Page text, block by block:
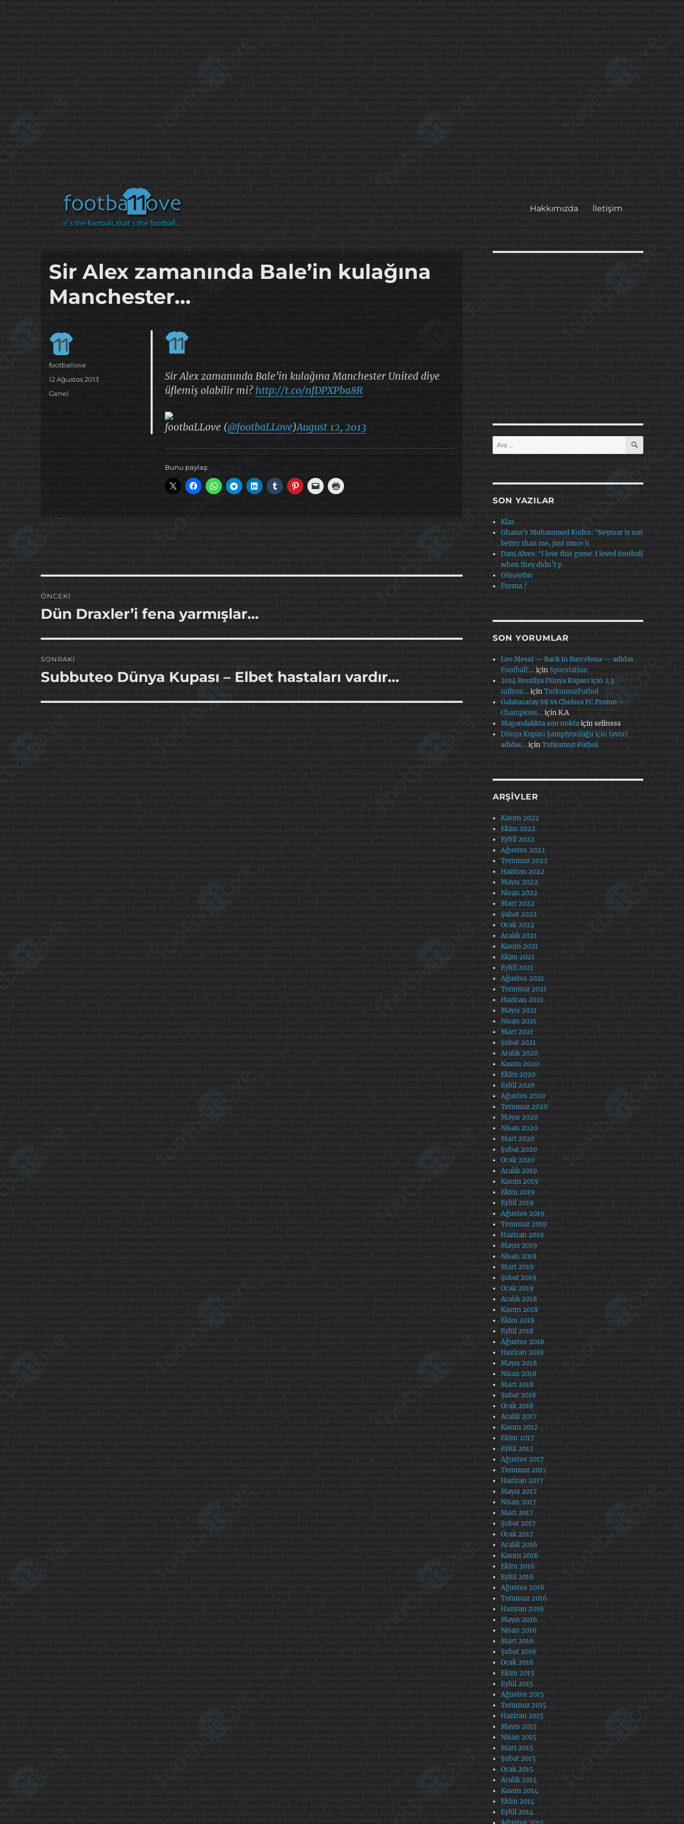
footbaLLove
it's the football, that's the football…
Hakkımızda İletişim
Sir Alex zamanında Bale’in kulağına
Manchester…
Sir Alex zamanında Bale’in kulağına Manchester United diye
üflemiş olabilir mi? http://t.co/nfDPXPba8R
footbaLLove (@footbaLLove)August 12, 2013
Bunu paylaş:
Yazar
footballove
Yayın
tarihi
12 Ağustos 2013
Kategoriler
Genel
Yazı
gezinmesi
ÖNCEKI
Önceki
yazı:
Dün Draxler’i fena yarmışlar…
SONRAKI
Sonraki
yazı:
Subbuteo Dünya Kupası – Elbet hastaları vardır…
Ara: ARA
SON YAZILAR
Klas
Ghana’s Mohammed Kudus: ‘Neymar is not
better than me, just more h
Dani Alves: ‘I love this game. I loved football
when they didn’t p
Günaydın
Forma ?
SON YORUMLAR
Leo Messi — Back in Barcelona — adidas
Football:…içinSporstation
2014 Brezilya Dünya Kupası için 2.3
milyon…içinTutkumuzFutbol
Galatasaray SK vs Chelsea FC Promo –
Champions…içinK.A
Magandalıkta son noktaiçinselinsss
Dünya Kupası Şampiyonluğu için favori
adidas…içinTutkumuz Futbol
ARŞIVLER
Kasım 2022
Ekim 2022
Eylül 2022
Ağustos 2022
Temmuz 2022
Haziran 2022
Mayıs 2022
Nisan 2022
Mart 2022
Şubat 2022
Ocak 2022
Aralık 2021
Kasım 2021
Ekim 2021
Eylül 2021
Ağustos 2021
Temmuz 2021
Haziran 2021
Mayıs 2021
Nisan 2021
Mart 2021
Şubat 2021
Aralık 2020
Kasım 2020
Ekim 2020
Eylül 2020
Ağustos 2020
Temmuz 2020
Mayıs 2020
Nisan 2020
Mart 2020
Şubat 2020
Ocak 2020
Aralık 2019
Kasım 2019
Ekim 2019
Eylül 2019
Ağustos 2019
Temmuz 2019
Haziran 2019
Mayıs 2019
Nisan 2019
Mart 2019
Şubat 2019
Ocak 2019
Aralık 2018
Kasım 2018
Ekim 2018
Eylül 2018
Ağustos 2018
Haziran 2018
Mayıs 2018
Nisan 2018
Mart 2018
Şubat 2018
Ocak 2018
Aralık 2017
Kasım 2017
Ekim 2017
Eylül 2017
Ağustos 2017
Temmuz 2017
Haziran 2017
Mayıs 2017
Nisan 2017
Mart 2017
Şubat 2017
Ocak 2017
Aralık 2016
Kasım 2016
Ekim 2016
Eylül 2016
Ağustos 2016
Temmuz 2016
Haziran 2016
Mayıs 2016
Nisan 2016
Mart 2016
Şubat 2016
Ocak 2016
Ekim 2015
Eylül 2015
Ağustos 2015
Temmuz 2015
Haziran 2015
Mayıs 2015
Nisan 2015
Mart 2015
Şubat 2015
Ocak 2015
Aralık 2014
Kasım 2014
Ekim 2014
Eylül 2014